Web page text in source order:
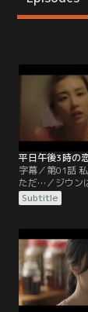
字幕／第01話
ただ…／ジウン
として働く平凡
でインコを我が
期待が重いが
レスだった。
向かいに建った
してくる。出版
の娘に囲まれて
アだが…。
Subtitle